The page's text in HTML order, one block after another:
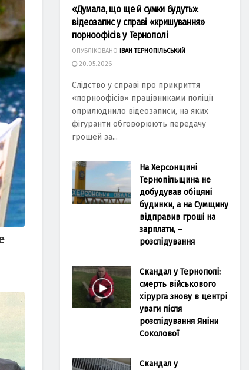
«Думала, що ще й сумки будуть»:
відеозапис у справі «кришування»
порноофісів у Тернополі
ОПУБЛІКОВАНО
ІВАН ТЕРНОПІЛЬСЬКИЙ
20.05.2026
Слідство у справі про прикриття
«порноофісів» працівниками поліції
оприлюднило відеозаписи, на яких
фігуранти обговорюють передачу
грошей за...
На Херсонщині
Тернопільщина не
добудував обіцяні
будинки, а на Сумщину
відправив гроші на
зарплати, –
розслідування
Скандал у Тернополі:
смерть військового
хірурга знову в центрі
уваги після
розслідування Яніни
Соколової
Скандал у